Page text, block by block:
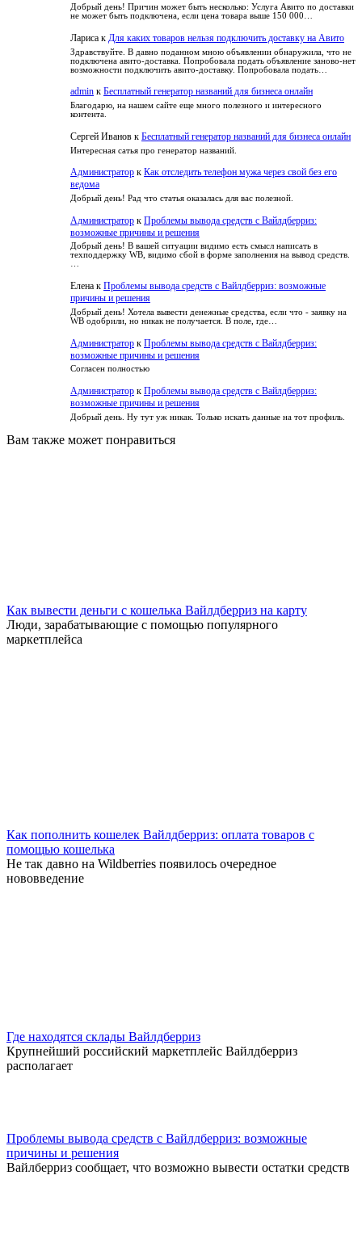
Добрый день! Причин может быть несколько: Услуга Авито по доставки
не может быть подключена, если цена товара выше 150 000…
Лариса к Для каких товаров нельзя подключить доставку на Авито
Здравствуйте. В давно поданном мною объявлении обнаружила, что не
подключена авито-доставка. Попробовала подать объявление заново-нет
возможности подключить авито-доставку. Попробовала подать…
admin к Бесплатный генератор названий для бизнеса онлайн
Благодарю, на нашем сайте еще много полезного и интересного
контента.
Сергей Иванов к Бесплатный генератор названий для бизнеса онлайн
Интересная сатья про генератор названий.
Администратор к Как отследить телефон мужа через свой без его
ведома
Добрый день! Рад что статья оказалась для вас полезной.
Администратор к Проблемы вывода средств с Вайлдберриз:
возможные причины и решения
Добрый день! В вашей ситуации видимо есть смысл написать в
техподдержку WB, видимо сбой в форме заполнения на вывод средств.
…
Елена к Проблемы вывода средств с Вайлдберриз: возможные
причины и решения
Добрый день! Хотела вывести денежные средства, если что - заявку на
WB одобрили, но никак не получается. В поле, где…
Администратор к Проблемы вывода средств с Вайлдберриз:
возможные причины и решения
Согласен полностью
Администратор к Проблемы вывода средств с Вайлдберриз:
возможные причины и решения
Добрый день. Ну тут уж никак. Только искать данные на тот профиль.
Вам также может понравиться
Как вывести деньги с кошелька Вайлдберриз на карту
Люди, зарабатывающие с помощью популярного
маркетплейса
Как пополнить кошелек Вайлдберриз: оплата товаров с
помощью кошелька
Не так давно на Wildberries появилось очередное
нововведение
Где находятся склады Вайлдберриз
Крупнейший российский маркетплейс Вайлдберриз
располагает
Проблемы вывода средств с Вайлдберриз: возможные
причины и решения
Вайлберриз сообщает, что возможно вывести остатки средств